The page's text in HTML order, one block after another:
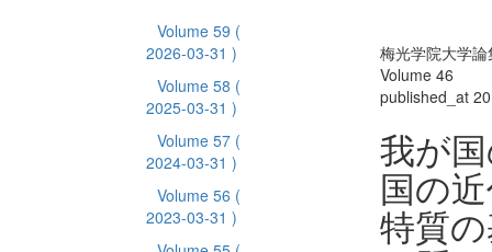
Volume 59 (
2026-03-31 )
Volume 58 (
2025-03-31 )
Volume 57 (
2024-03-31 )
Volume 56 (
2023-03-31 )
梅光学院大学論
Volume 46
published_at
我が
国の
特質